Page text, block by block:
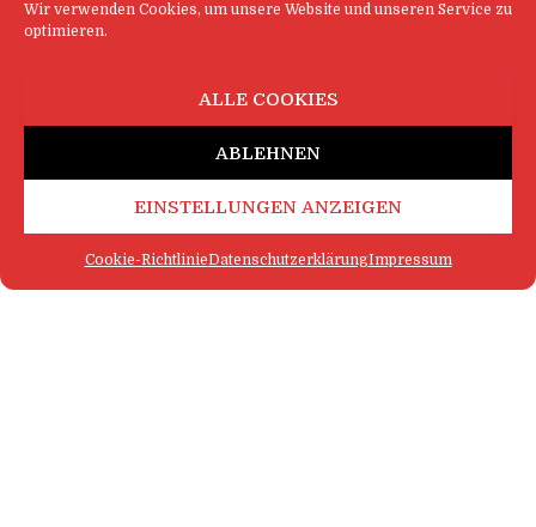
Wir verwenden Cookies, um unsere Website und unseren Service zu
optimieren.
ALLE COOKIES
ABLEHNEN
EINSTELLUNGEN ANZEIGEN
Cookie-RichtlinieDatenschutzerklärungImpressum